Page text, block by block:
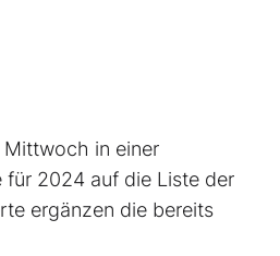
Mittwoch in einer
für 2024 auf die Liste der
ergänzen die bereits